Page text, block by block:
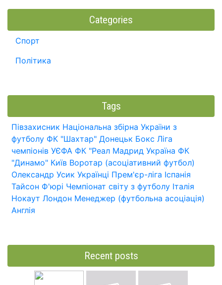
Categories
Спорт
Політика
Tags
Півзахисник Національна збірна України з
футболу ФК "Шахтар" Донецьк Бокс Ліга
чемпіонів УЄФА ФК "Реал Мадрид Україна ФК
"Динамо" Київ Воротар (асоціативний футбол)
Олександр Усик Українці Прем'єр-ліга Іспанія
Тайсон Ф'юрі Чемпіонат світу з футболу Італія
Нокаут Лондон Менеджер (футбольна асоціація)
Англія
Recent posts